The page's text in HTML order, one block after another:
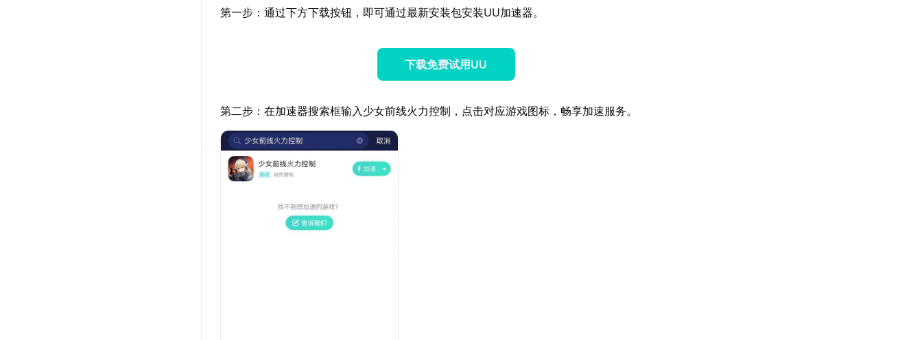
第一步：通过下方下载按钮，即可通过最新安装包安装UU加速器。
下载免费试用UU
第二步：在加速器搜索框输入少女前线火力控制，点击对应游戏图标，畅享加速服务。